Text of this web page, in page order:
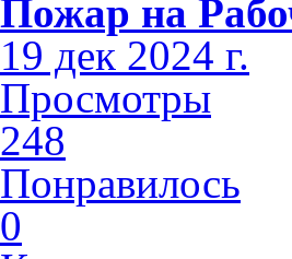
Пожар на
19 дек 2024 г.
Просмотры
248
Понравилось
0